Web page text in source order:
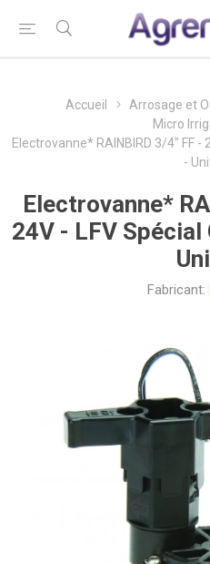
Accueil Arrosage et
Micro
Electrovanne* RAINBIRD 3/4" FF -
-
Electrovanne*
24V - LFV
Fabricant: